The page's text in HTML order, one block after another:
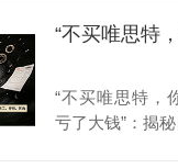
“不买唯思特，
亏了大钱”：揭